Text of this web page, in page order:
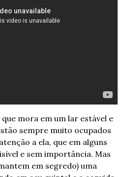
mora em um lar estável e
sempre muito ocupados
a ela, que em alguns
e sem importância. Mas
em segredo) uma